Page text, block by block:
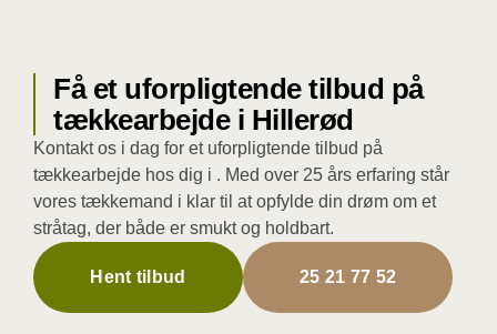
Få et uforpligtende tilbud på
tækkearbejde i Hillerød
Kontakt os i dag for et uforpligtende tilbud på
tækkearbejde hos dig i . Med over 25 års erfaring står
vores tækkemand i klar til at opfylde din drøm om et
stråtag, der både er smukt og holdbart.
Hent tilbud 25 21 77 52